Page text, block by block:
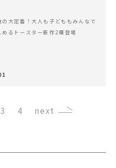
の大定番！大人も子どももみんなで
めるトースター新作2種登場
3 4 ›